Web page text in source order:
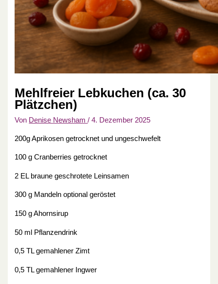
Mehlfreier Lebkuchen (ca. 30
Plätzchen)
Von Denise Newsham/4. Dezember 2025
200g Aprikosen getrocknet und ungeschwefelt
100 g Cranberries getrocknet
2 EL braune geschrotete Leinsamen
300 g Mandeln optional geröstet
150 g Ahornsirup
50 ml Pflanzendrink
0,5 TL gemahlener Zimt
0,5 TL gemahlener Ingwer